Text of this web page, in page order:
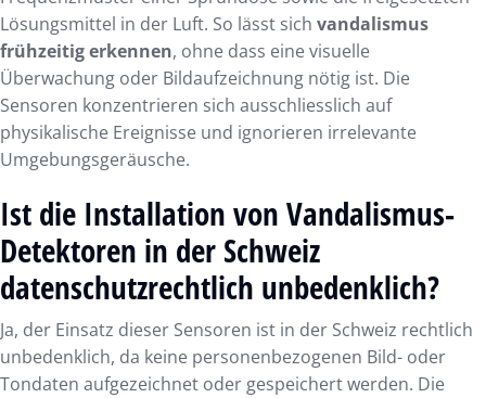
Lösungsmittel in der Luft. So lässt sich vandalismus
frühzeitig erkennen, ohne dass eine visuelle
Überwachung oder Bildaufzeichnung nötig ist. Die
Sensoren konzentrieren sich ausschliesslich auf
physikalische Ereignisse und ignorieren irrelevante
Umgebungsgeräusche.
Ist die Installation von Vandalismus-
Detektoren in der Schweiz
datenschutzrechtlich unbedenklich?
Ja, der Einsatz dieser Sensoren ist in der Schweiz rechtlich
unbedenklich, da keine personenbezogenen Bild- oder
Tondaten aufgezeichnet oder gespeichert werden. Die